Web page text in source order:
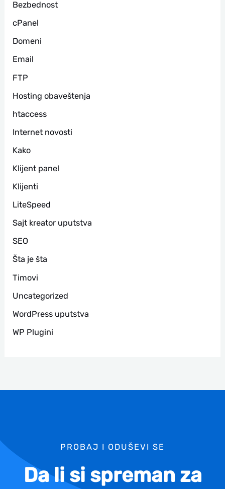
а
Bezbednost
cPanel
Domeni
Email
FTP
Hosting obaveštenja
htaccess
Internet novosti
Kako
Klijent panel
Klijenti
LiteSpeed
Sajt kreator uputstva
SEO
Šta je šta
Timovi
Uncategorized
WordPress uputstva
WP Plugini
PROBAJ I ODUŠEVI SE
Da li si spreman za